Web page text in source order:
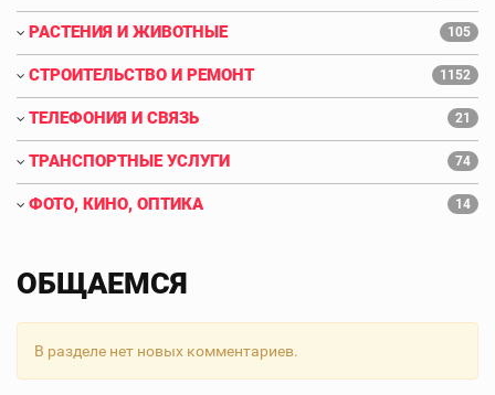
РАСТЕНИЯ И ЖИВОТНЫЕ 105
СТРОИТЕЛЬСТВО И РЕМОНТ 1152
ТЕЛЕФОНИЯ И СВЯЗЬ 21
ТРАНСПОРТНЫЕ УСЛУГИ 74
ФОТО, КИНО, ОПТИКА 14
ОБЩАЕМСЯ
В разделе нет новых комментариев.